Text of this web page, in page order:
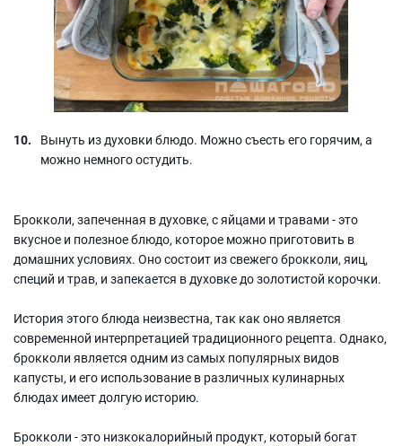
Вынуть из духовки блюдо. Можно съесть его горячим, а
можно немного остудить.
Брокколи, запеченная в духовке, с яйцами и травами - это
вкусное и полезное блюдо, которое можно приготовить в
домашних условиях. Оно состоит из свежего брокколи, яиц,
специй и трав, и запекается в духовке до золотистой корочки.
История этого блюда неизвестна, так как оно является
современной интерпретацией традиционного рецепта. Однако,
брокколи является одним из самых популярных видов
капусты, и его использование в различных кулинарных
блюдах имеет долгую историю.
Брокколи - это низкокалорийный продукт, который богат